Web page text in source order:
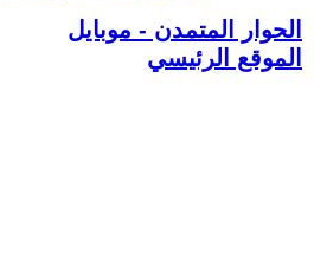
الحوار المتمدن - موبايل
الموقع الرئيسي